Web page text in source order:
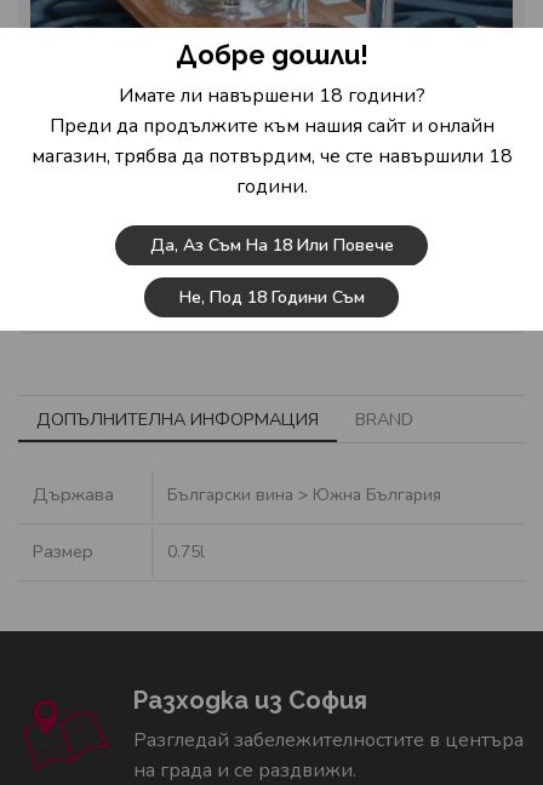
Добре дошли!
Имате ли навършени 18 години?
Преди да продължите към нашия сайт и онлайн
магазин, трябва да потвърдим, че сте навършили 18
години.
Да, Аз Съм На 18 Или Повече
Не, Под 18 Години Съм
Избери Sofia Wine Walk
Безплатна доставка над 150 лв.
Идея за подарък
Сигурно пазаруване
ДОПЪЛНИТЕЛНА ИНФОРМАЦИЯ BRAND
Държава Български вина > Южна България
Размер 0.75l
Разходка из София
Разгледай забележителностите в центъра
на града и се раздвижи.